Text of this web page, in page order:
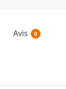
Avis 0